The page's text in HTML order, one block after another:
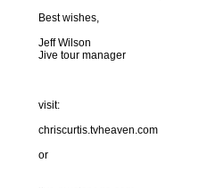
Best wishes,
Jeff Wilson
Jive tour manager
visit:
chriscurtis.tvheaven.com
or